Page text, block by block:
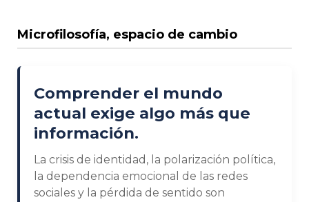
Microfilosofía, espacio de cambio
Comprender el mundo
actual exige algo más que
información.
La crisis de identidad, la polarización política,
la dependencia emocional de las redes
sociales y la pérdida de sentido son